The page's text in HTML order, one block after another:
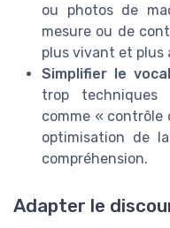
ou photos de
mesure ou de
plus vivant et plus
Simplifier le
trop techniques
comme « contrôle
optimisation de
compréhension.
Adapter le